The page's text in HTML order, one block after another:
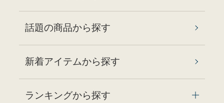
話題の商品から探す
新着アイテムから探す
ランキングから探す